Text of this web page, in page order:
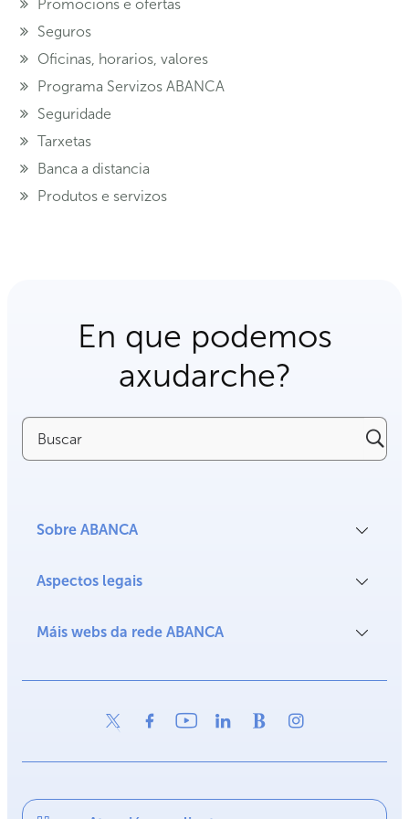
Promocións e ofertas
Seguros
Oficinas, horarios, valores
Programa Servizos ABANCA
Seguridade
Tarxetas
Banca a distancia
Produtos e servizos
En que podemos
axudarche?
Buscar
Sobre ABANCA
Aspectos legais
Máis webs da rede ABANCA